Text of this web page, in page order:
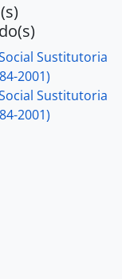
Sustitutoria
2001)
Sustitutoria
2001)